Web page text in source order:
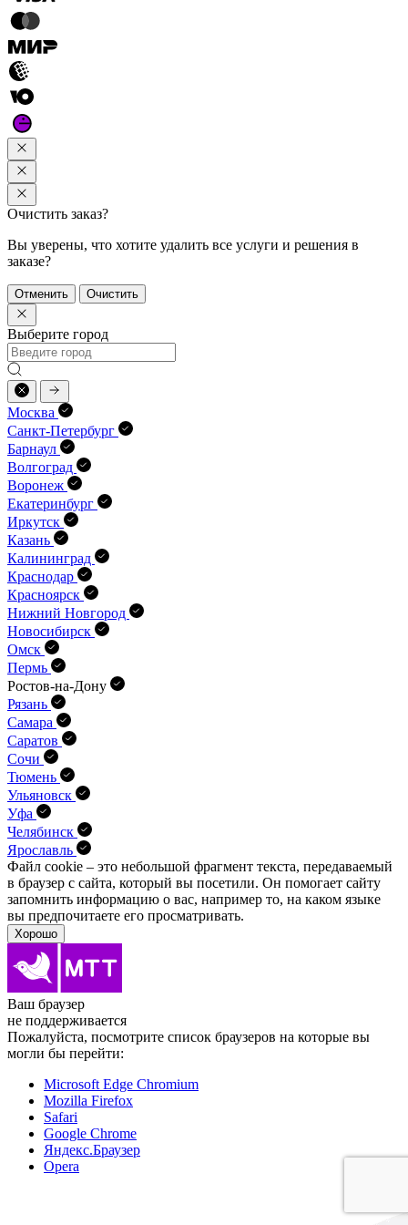
Очистить заказ?
Вы уверены, что хотите удалить все услуги и решения в
заказе?
Отменить Очистить
Выберите город
Москва
Санкт-Петербург
Барнаул
Волгоград
Воронеж
Екатеринбург
Иркутск
Казань
Калининград
Краснодар
Красноярск
Нижний Новгород
Новосибирск
Омск
Пермь
Ростов-на-Дону
Рязань
Самара
Саратов
Сочи
Тюмень
Ульяновск
Уфа
Челябинск
Ярославль
Файл cookie – это небольшой фрагмент текста, передава­емый
в браузер с сайта, который вы посетили. Он помо­гает сайту
запомнить информацию о вас, например то, на каком языке
вы предпочитаете его просматривать.
Хорошо
Ваш браузер
не поддерживается
Пожалуйста, посмотрите список браузеров на которые вы
могли бы перейти:
Microsoft Edge Chromium
Mozilla Firefox
Safari
Google Chrome
Яндекс.Браузер
Opera